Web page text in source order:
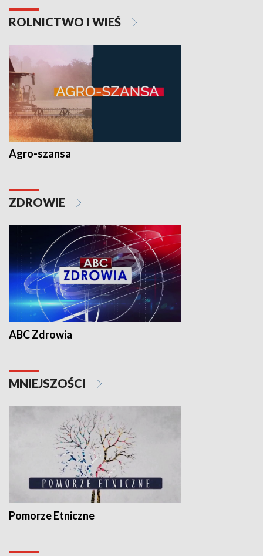
ROLNICTWO I WIEŚ
Agro-szansa
ZDROWIE
ABC Zdrowia
MNIEJSZOŚCI
Pomorze Etniczne